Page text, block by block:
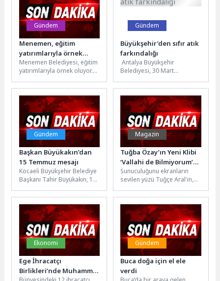
Gündem
Menemen, eğitim
yatırımlarıyla örnek
gösteriliyor
Menemen Belediyesi, eğitim
yatırımlarıyla örnek oluyor.
üniversite mezuniyetine
kadar süren eğitim
destekleriyle birlikte...
Gündem
Büyükşehir’den sıfır atık
farkındalığı
Antalya Büyükşehir
Belediyesi, 30 Mart
Günü’nü öğrencilerle birlikte
kutladı. Etkinlikte öğrencilerin
topladıkları...
Gündem
Başkan Büyükakın’dan
15 Temmuz mesajı
Kocaeli Büyükşehir Belediye
Başkanı Tahir Büyükakın, 15
girişiminin yıldönümünde bir
mesaj yayımladı.15...
Magazin
Tuğba Özay’ın Yeni Klibi
‘Vallahi de Bilmiyorum’
İlk Kez NR1 Magazin’de!
Sunuculuğunu ekranların
sevilen yüzü Tuğçe Aral'ın,
isim Suat Yanç'ın üstlendiği
sezonun en...
Ekonomi
Ege İhracatçı
Birlikleri’nde Muhammet
Gündem
Buca doğa için el ele
verdi